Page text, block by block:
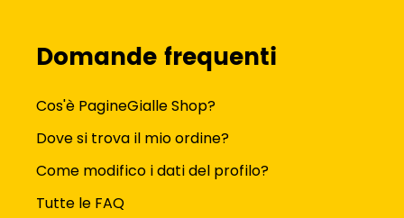
Domande frequenti
Cos'è PagineGialle Shop?
Dove si trova il mio ordine?
Come modifico i dati del profilo?
Tutte le FAQ